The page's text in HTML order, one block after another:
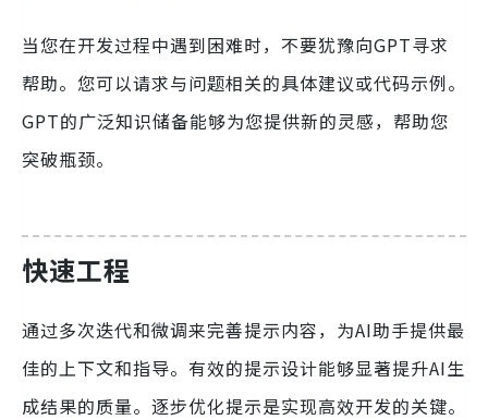
当您在开发过程中遇到困难时，不要犹豫向GPT寻求
帮助。您可以请求与问题相关的具体建议或代码示例。
GPT的广泛知识储备能够为您提供新的灵感，帮助您
突破瓶颈。
快速工程
通过多次迭代和微调来完善提示内容，为AI助手提供最
佳的上下文和指导。有效的提示设计能够显著提升AI生
成结果的质量。逐步优化提示是实现高效开发的关键。